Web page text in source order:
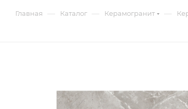
Главная — Каталог — Керамогранит —